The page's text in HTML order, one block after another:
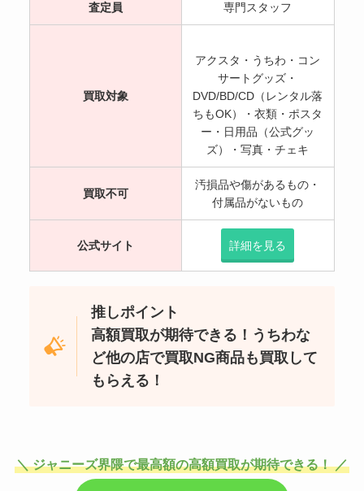
査定員 専門スタッフ
買取対象
アクスタ・うちわ・コン
サートグッズ・
DVD/BD/CD（レンタル落
ちもOK）・衣類・ポスタ
ー・日用品（公式グッ
ズ）・写真・チェキ
買取不可
汚損品や傷があるもの・
付属品がないもの
公式サイト 詳細を見る
推しポイント
高額買取が期待できる！うちわな
ど他の店で買取NG商品も買取して
もらえる！
＼ ジャニーズ界隈で最高額の高額買取が期待できる！ ／